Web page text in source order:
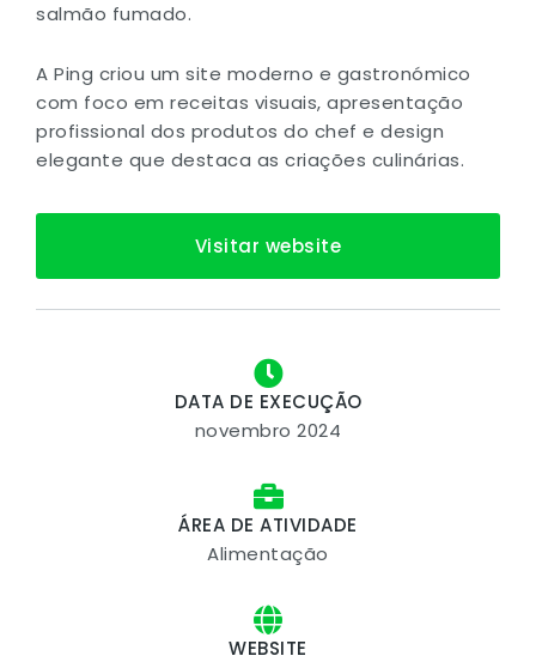
salmão fumado.
A Ping criou um site moderno e gastronómico
com foco em receitas visuais, apresentação
profissional dos produtos do chef e design
elegante que destaca as criações culinárias.
Visitar website
DATA DE EXECUÇÃO
novembro 2024
ÁREA DE ATIVIDADE
Alimentação
WEBSITE